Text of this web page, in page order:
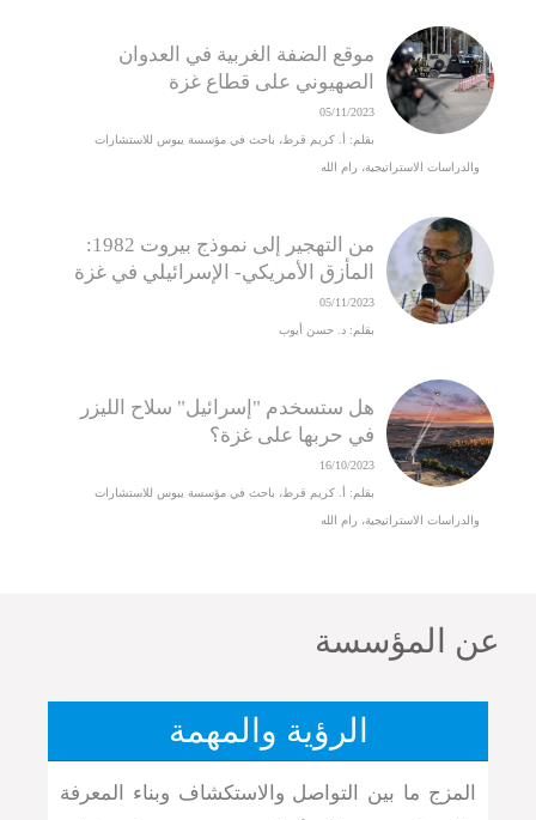
موقع الضفة الغربية في العدوان
الصهيوني على قطاع غزة
05/11/2023
بقلم: أ. كريم قرط، باحث في مؤسسة يبوس للاستشارات
والدراسات الاستراتيجية، رام الله
من التهجير إلى نموذج بيروت 1982:
المأزق الأمريكي- الإسرائيلي في غزة
05/11/2023
بقلم: د. حسن أيوب
هل ستسخدم "إسرائيل" سلاح الليزر
في حربها على غزة؟
16/10/2023
بقلم: أ. كريم قرط، باحث في مؤسسة يبوس للاستشارات
والدراسات الاستراتيجية، رام الله
عن المؤسسة
الرؤية والمهمة
المزج ما بين التواصل والاستكشاف وبناء المعرفة